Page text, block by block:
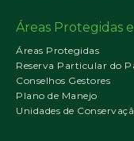
Áreas Protegidas
Áreas Protegidas
Reserva Particular do
Conselhos Gestores
Plano de Manejo
Unidades de